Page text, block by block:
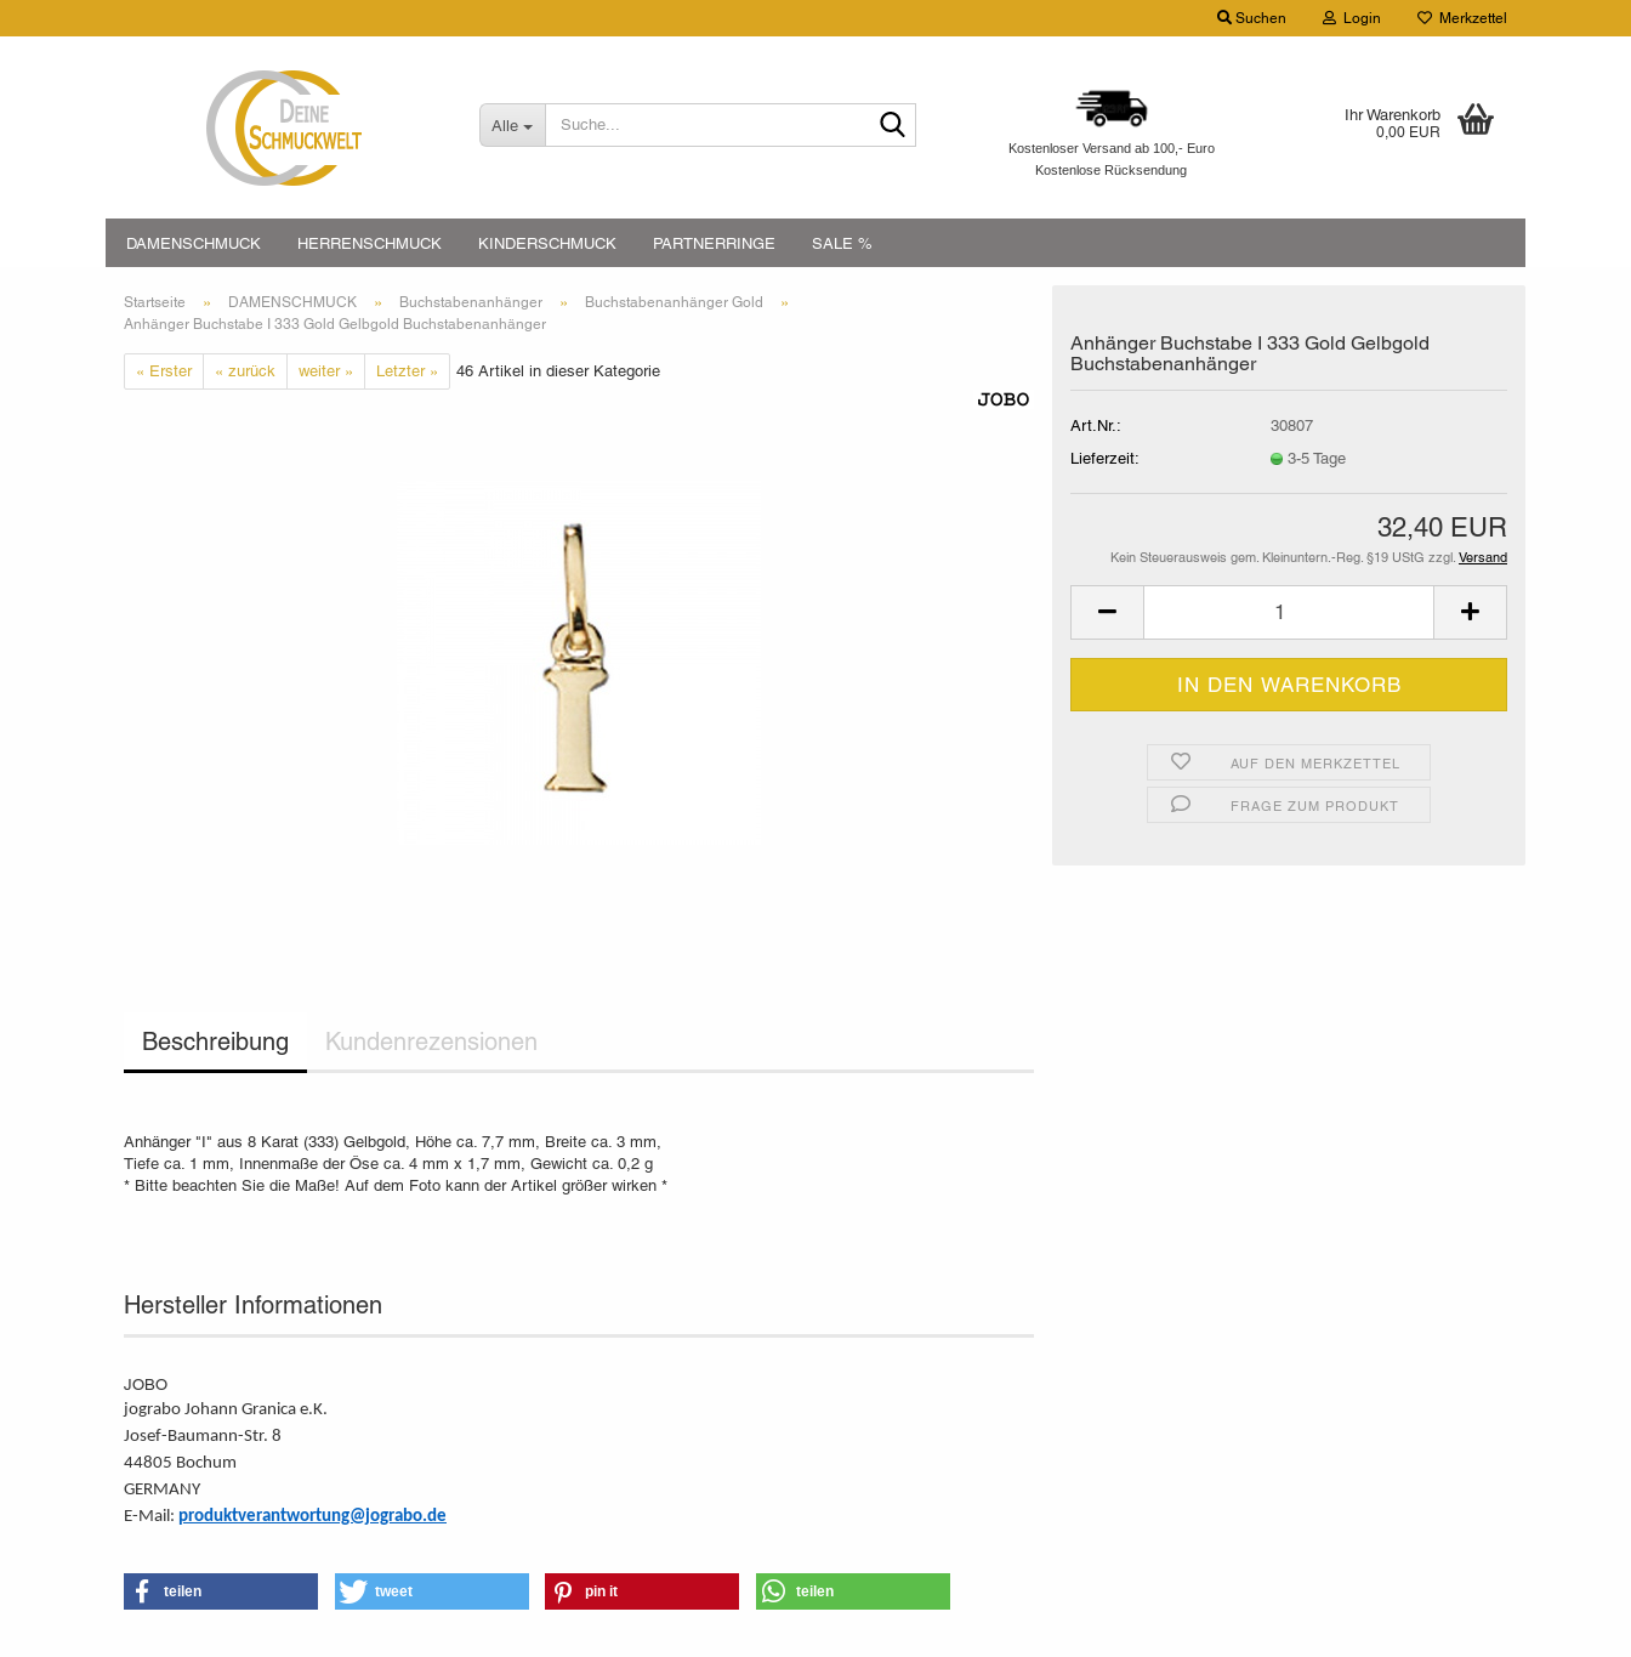
Suchen Login Merkzettel
Alle
Kostenloser Versand ab 100,- Euro
Kostenlose Rücksendung
Ihr Warenkorb
0,00 EUR
DAMENSCHMUCK HERRENSCHMUCK KINDERSCHMUCK PARTNERRINGE SALE %
Startseite » DAMENSCHMUCK » Buchstabenanhänger » Buchstabenanhänger Gold »
Anhänger Buchstabe I 333 Gold Gelbgold Buchstabenanhänger
« Erster « zurück weiter » Letzter » 46 Artikel in dieser Kategorie
Anhänger Buchstabe I 333 Gold Gelbgold
Buchstabenanhänger
Art.Nr.:
30807
Lieferzeit:
3-5 Tage
32,40 EUR
Kein Steuerausweis gem. Kleinuntern.-Reg. §19 UStG zzgl. Versand
AUF DEN MERKZETTEL
FRAGE ZUM PRODUKT
Beschreibung Kundenrezensionen
Anhänger "I" aus 8 Karat (333) Gelbgold, Höhe ca. 7,7 mm, Breite ca. 3 mm,
Tiefe ca. 1 mm, Innenmaße der Öse ca. 4 mm x 1,7 mm, Gewicht ca. 0,2 g
* Bitte beachten Sie die Maße! Auf dem Foto kann der Artikel größer wirken *
Hersteller Informationen
JOBO
jograbo Johann Granica e.K.
Josef-Baumann-Str. 8
44805 Bochum
GERMANY
E-Mail: produktverantwortung@jograbo.de
teilen tweet pin it teilen